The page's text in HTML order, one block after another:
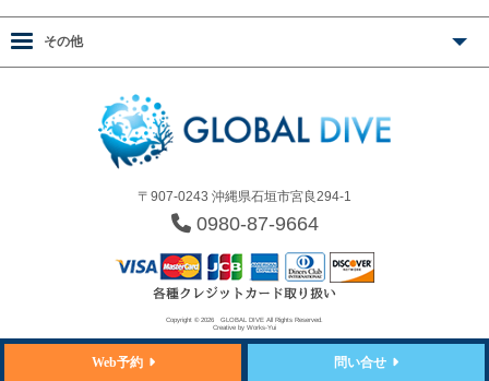
〒907-0243 沖縄県石垣市宮良294-1
0980-87-9664
その他
Copyright © 2026 GLOBAL DIVE All Rights Reserved.
Creative by Works-Yui
Web予約 問い合せ